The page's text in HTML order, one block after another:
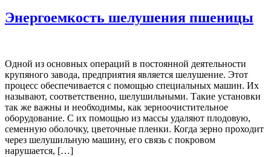
Энергоемкость шелушения пшеницы
Одной из основных операций в постоянной деятельности
крупяного завода, предприятия является шелушение. Этот
процесс обеспечивается с помощью специальных машин. Их
называют, соответственно, шелушильными. Такие установки
так же важны и необходимы, как зерноочистительное
оборудование. С их помощью из массы удаляют плодовую,
семенную оболочку, цветочные пленки. Когда зерно проходит
через шелушильную машину, его связь с покровом
нарушается, […]